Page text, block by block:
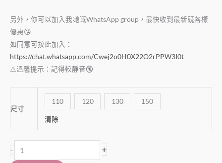
另外，你可以加入我哋嘅WhatsApp group，最快收到最新既各樣
優惠😘
如同意可按此加入：
https://chat.whatsapp.com/Cwej2o0H0X22O2rPPW3I0t
⚠️溫馨提示：記得較靜音🔇
尺寸
110 120 130 150
清除
- +